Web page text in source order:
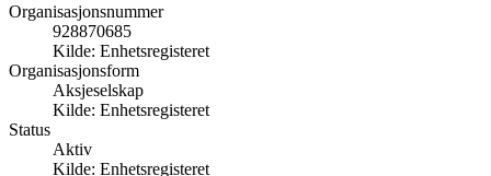
Organisasjonsnummer
928870685
Kilde: Enhetsregisteret
Organisasjonsform
Aksjeselskap
Kilde: Enhetsregisteret
Status
Aktiv
Kilde: Enhetsregisteret